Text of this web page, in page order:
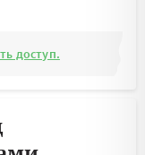
доступ.